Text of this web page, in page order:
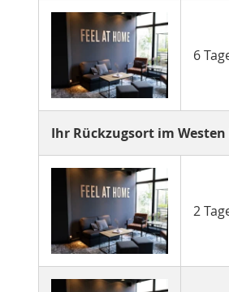
6
Ihr Rückzugsort im
2